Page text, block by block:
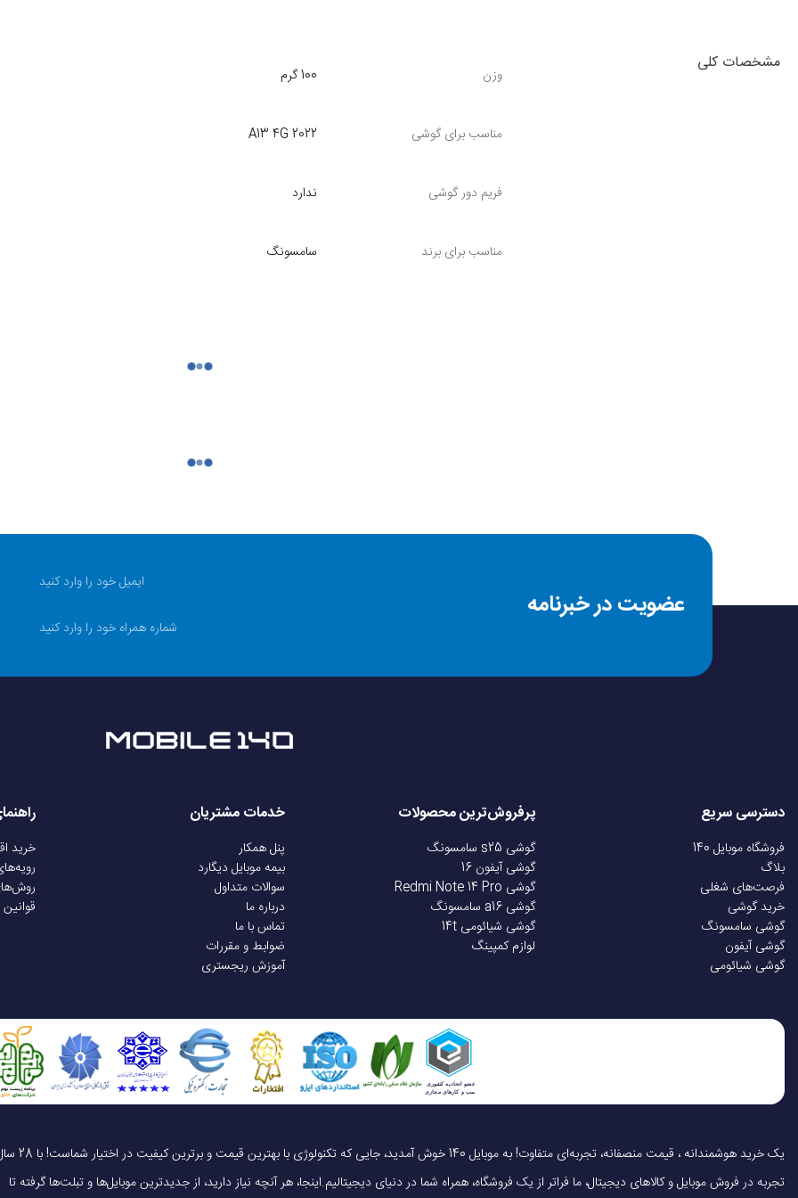
مشخصات کلی
وزن 100 گرم
مناسب برای گوشی A13 4G 2022
فریم دور گوشی ندارد
مناسب برای برند سامسونگ
قطعات از تاریخ فاکتور در سایت موبایل 140 به مدت 6 ماه تحت ضمانت تعویض خرابی های ناشی از ساخت می‌باشد
یا عمل نکردن تاچ، نقاط تار یا سوخته روی نمایشگر (بدون دخالت
معمول از محصول، پارگی فلت ها و تغیر فرم کانکتورها نوسانات
موبایل 140 جهت اطمینان خاطر شما از خرید، تمامی
که مشکل ایجاد شده ناشی از عوامل انسانی نباشد.
شرایط مرجوعی و تحویل کالا
فیلم آنباکس الزامی است؛ حتما هنگام بازکردن بسته و بررسی
افراد متفرقه؛ نصب باید توسط تعمیر کار مجاز یا متخصص
عضویت در خبرنامه
دسترسی سریع
فروشگاه موبایل 140
بلاگ
فرصت‌های شغلی
خرید گوشی
گوشی سامسونگ
گوشی آیفون
گوشی شیائومی
پرفروش‌ترین محصولات
گوشی s25 سامسونگ
گوشی آیفون 16
گوشی Redmi Note 14 Pro
گوشی a16 سامسونگ
گوشی شیائومی 14t
لوازم کمپینگ
خدمات مشتریان
پنل همکار
بیمه موبایل دیگارد
سوالات متداول
درباره ما
تماس با ما
ضوابط و مقررات
آموزش ریجستری
خرید
یک خرید هوشمندانه ، قیمت منصفانه، تجربه‌ای متفاوت! به موبایل 140 خوش آمدید، جایی که
تجربه در فروش موبایل و کالاهای دیجیتال، ما فراتر از یک فروشگاه، همراه شما در دنیای دیجیتالیم.اینجا، هر آنچه نیاز دارید، از جدیدترین موبایل‌ها و تبلت‌ها گرفته تا